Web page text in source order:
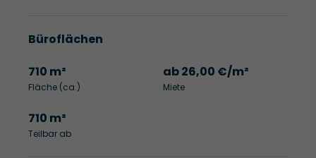
Büroflächen
710 m²
Fläche (ca.)
ab 26,00 €/m²
Miete
710 m²
Teilbar ab